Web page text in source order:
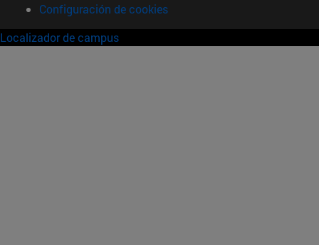
Configuración de cookies
Localizador de campus